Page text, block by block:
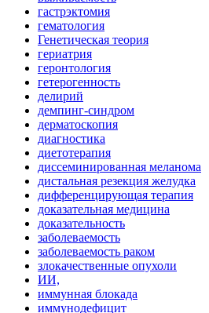
гастрэктомия
гематология
Генетическая теория
гериатрия
геронтология
гетерогенность
делирий
демпинг-синдром
дерматоскопия
диагностика
диетотерапия
диссеминированная меланома
дистальная резекция желудка
дифференцирующая терапия
доказательная медицина
доказательность
заболеваемость
заболеваемость раком
злокачественные опухоли
ИИ,
иммунная блокада
иммунодефицит